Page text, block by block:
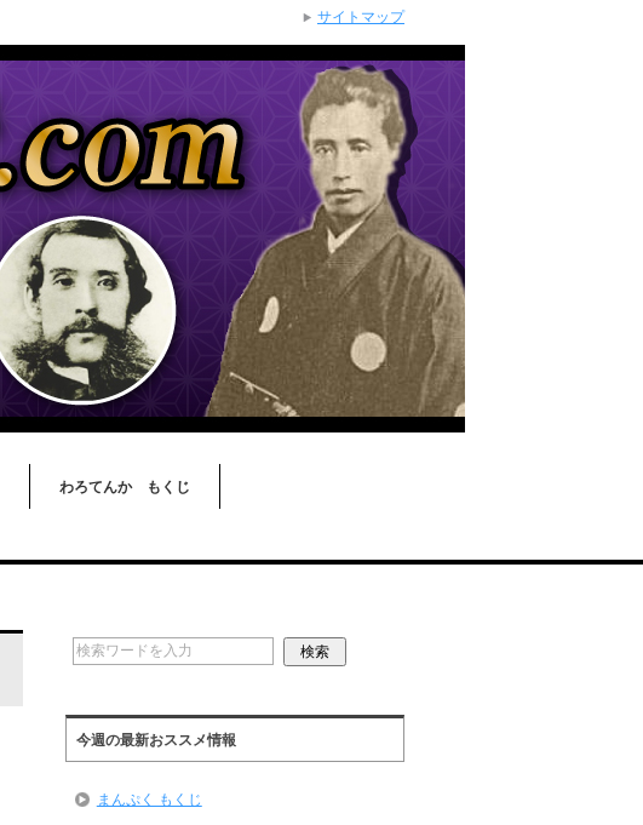
わろてんか もくじ
今週の最新おススメ情報
まんぷく もくじ
サイトマップ